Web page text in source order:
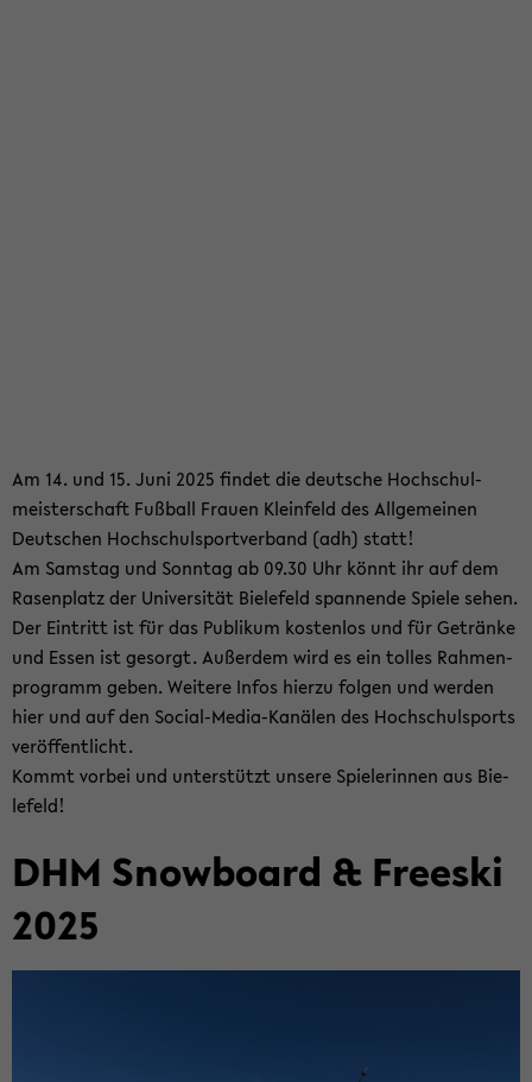
Am 14. und 15. Juni 2025 fin­det die deut­sche Hoch­schul­
meis­ter­schaft Fuß­ball Frau­en Klein­feld des All­ge­mei­nen
Deut­schen Hoch­schul­sport­ver­band (adh) statt!
Am Sams­tag und Sonn­tag ab 09.30 Uhr könnt ihr auf dem
Ra­sen­platz der Uni­ver­si­tät Bie­le­feld span­nen­de Spie­le sehen.
Der Ein­tritt ist für das Pu­bli­kum kos­ten­los und für Ge­trän­ke
und Essen ist ge­sorgt. Au­ßer­dem wird es ein tol­les Rah­men­
pro­gramm geben. Wei­te­re Infos hier­zu fol­gen und wer­den
hier und auf den Social-​Media-Kanälen des Hoch­schul­sports
ver­öf­fent­licht.
Kommt vor­bei und un­ter­stützt un­se­re Spie­le­rin­nen aus Bie­
le­feld!
DHM Snow­board & Free­ski
2025